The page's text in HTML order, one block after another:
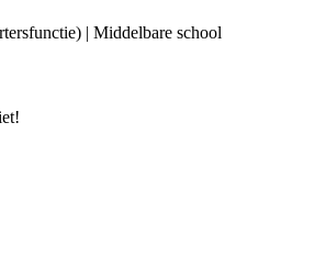
| Middelbare school